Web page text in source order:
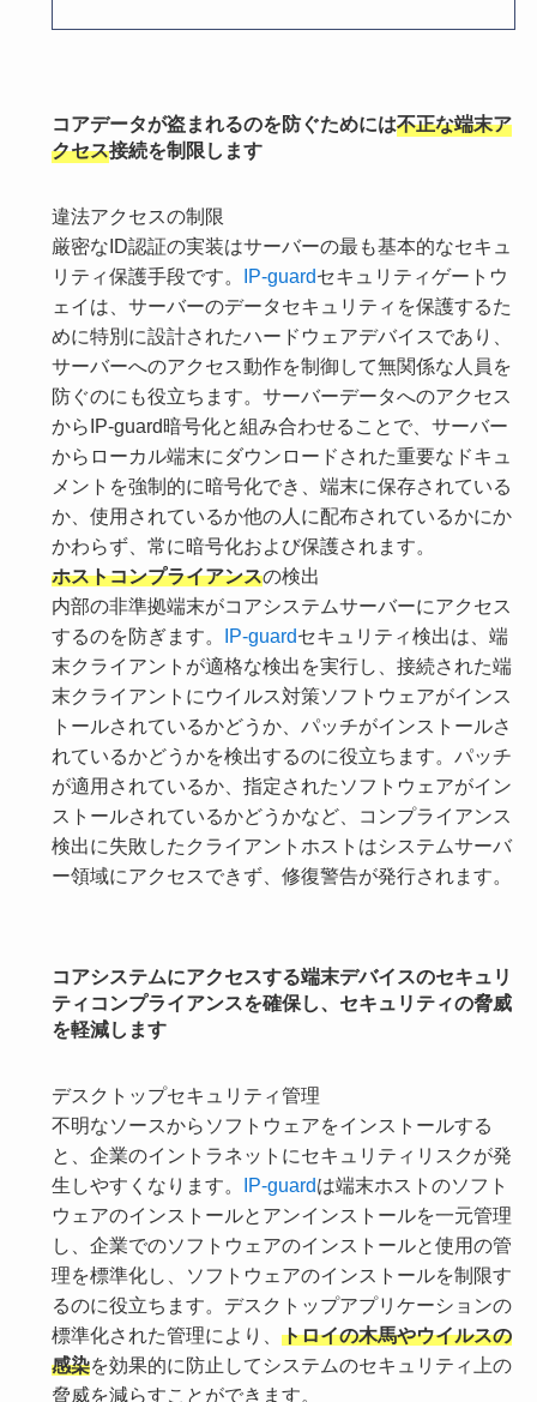
コアデータが盗まれるのを防ぐためには不正な端末ア
クセス接続を制限します
違法アクセスの制限
厳密なID認証の実装はサーバーの最も基本的なセキュ
リティ保護手段です。
IP-guardセキュリティゲートウ
ェイは、サーバーのデータセキュリティを保護するた
めに特別に設計されたハードウェアデバイスであり、
サーバーへのアクセス動作を制御して無関係な人員を
防ぐのにも役立ちます。サーバーデータへのアクセス
からIP-guard暗号化と組み合わせることで、サーバー
からローカル端末にダウンロードされた重要なドキュ
メントを強制的に暗号化でき、端末に保存されている
か、使用されているか他の人に配布されているかにか
かわらず、常に暗号化および保護されます。
ホストコンプライアンスの検出
内部の非準拠端末がコアシステムサーバーにアクセス
するのを防ぎます。
IP-guardセキュリティ検出は、端
末クライアントが適格な検出を実行し、接続された端
末クライアントにウイルス対策ソフトウェアがインス
トールされているかどうか、パッチがインストールさ
れているかどうかを検出するのに役立ちます。パッチ
が適用されているか、指定されたソフトウェアがイン
ストールされているかどうかなど、コンプライアンス
検出に失敗したクライアントホストはシステムサーバ
ー領域にアクセスできず、修復警告が発行されます。
コアシステムにアクセスする端末デバイスのセキュリ
ティコンプライアンスを確保し、セキュリティの脅威
を軽減します
デスクトップセキュリティ管理
不明なソースからソフトウェアをインストールする
と、企業のイントラネットにセキュリティリスクが発
生しやすくなります。
IP-guardは端末ホストのソフト
ウェアのインストールとアンインストールを一元管理
し、企業でのソフトウェアのインストールと使用の管
理を標準化し、ソフトウェアのインストールを制限す
るのに役立ちます。デスクトップアプリケーションの
標準化された管理により、トロイの木馬やウイルスの
感染を効果的に防止してシステムのセキュリティ上の
脅威を減らすことができます。